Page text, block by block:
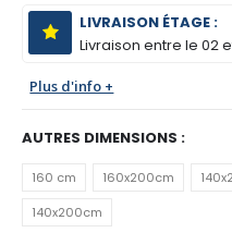
LIVRAISON ÉTAGE :
Livraison entre le02
Plus d'info +
AUTRES DIMENSIONS :
160 cm 160x200cm
140x200cm